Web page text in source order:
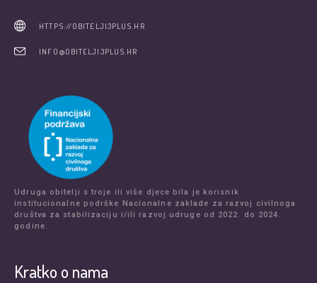
HTTPS://OBITELJI3PLUS.HR
INFO@OBITELJI3PLUS.HR
Udruga obitelji s troje ili više djece bila je korisnik
institucionalne podrške Nacionalne zaklade za razvoj civilnoga
društva za stabilizaciju i/ili razvoj udruge od 2022. do 2024.
godine.
Kratko o nama